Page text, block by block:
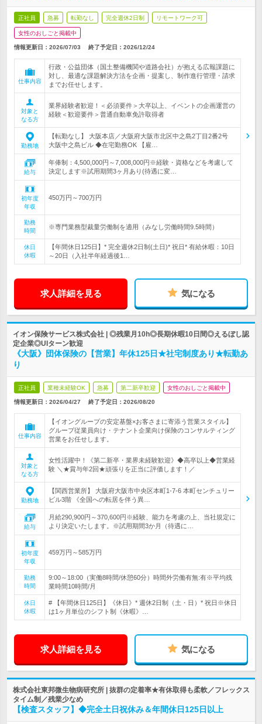
正社員 急募 転勤なし 完全週休2日制 リモートワーク可
女性のおしごと掲載中
情報更新日：2026/07/03 終了予定日： 2026/12/24
仕事内容
行政・公益団体（国土整備機関や道路会社）が抱える広報課題に
対し、最適な課題解決方法を企画・提案し、制作進行管理・請求
までお任せします。
対象と
なる方
業界経験者歓迎！＜必須要件＞大卒以上、イベントの企画運営の
経験＜歓迎要件＞普通自動車免許取得者
勤務地
【転勤なし】 大阪本店／大阪府大阪市北区中之島2丁目2番2号
大阪中之島ビル ◆在宅勤務OK 【雇…
給与
年俸制：4,500,000円～7,008,000円※経験・資格などを考慮して
決定します※試用期間3ヶ月あり(待遇に変…
初年度
年収
450万円～700万円
勤務
時間
※専門業務型裁量労働制を適用（みなし労働時間9.5時間）
休日
休暇
【年間休日125日】* 完全週休2日制(土日)* 祝日* 有給休暇：10日
～20日（入社半年経過後1…
求人詳細を見る 気になる
イオン保険サービス株式会社 | ◎残業月10h◎長期休暇10日間◎えるぼし認
定企業◎UIターン歓迎
《大阪》団体保険の【営業】年休125日★社宅制度あり★転勤あ
り
正社員 業種未経験OK 急募 第二新卒歓迎 女性のおしごと掲載中
情報更新日：2026/04/27 終了予定日： 2026/08/20
仕事内容
【イオングループの安定基盤×お客さまに寄添う営業スタイル】
グループ従業員向け・テナント企業向け保険のコンサルティング
営業をお任せします。
対象と
なる方
女性活躍中！《第二新卒・業界未経験歓迎》◆高卒以上◆営業経
験 ＼★賞与年2回★頑張りを正当に評価します！／
勤務地
【関西営業所】 大阪府大阪市中央区本町1-7-6 本町センチュリー
ビル3階 《全国への転居を伴う異…
給与
月給290,900円～370,600円※経験、能力を考慮の上、当社規定に
より決定いたします。※試用期間3か月（待遇に…
初年度
年収
459万円～585万円
勤務
時間
9:00～18:00（実働8時間/休憩60分）時間外労働有無:有※平均残
業時間10時間/月
休日
休暇
# 【年間休日125日】《休日》* 週休2日制（土・日）* 祝日※休日
は1ヶ月単位のシフト制《休暇》…
求人詳細を見る 気になる
株式会社東邦微生物病研究所 | 抜群の定着率★有休取得も柔軟／フレックス
タイム制／残業少なめ
【検査スタッフ】◆完全土日祝休み＆年間休日125日以上